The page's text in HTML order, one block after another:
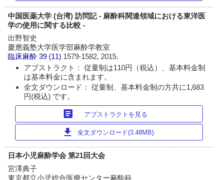
中国医薬大学 (台湾) 訪問記 - 麻酔科関連領域における東洋医
学の使用に関する比較 -
出野智史
慶應義塾大学医学部麻酔学教室
臨床麻酔 39 (11) 1579-1582, 2015.
アブストラクト： 従量制は110円（税込）、基本料金制
は基本料金に含まれます。
全文ダウンロード： 従量制、基本料金制の方共に1,683
円(税込) です。
article アブストラクトを見る
download 全文ダウンロード(3.48MB)
日本小児麻酔学会 第21回大会
宮澤典子
東京都立小児総合医療センター麻酔科